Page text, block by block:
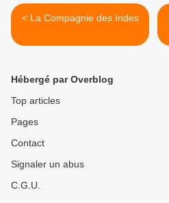
< La Compagnie des Indes
Hébergé par Overblog
Top articles
Pages
Contact
Signaler un abus
C.G.U.